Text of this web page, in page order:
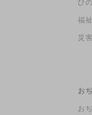
ひ
福
災
お
お